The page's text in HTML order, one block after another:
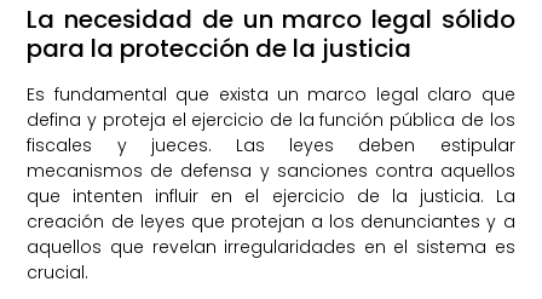
La necesidad de un marco legal sólido
para la protección de la justicia
Es fundamental que exista un marco legal claro que
defina y proteja el ejercicio de la función pública de los
fiscales y jueces. Las leyes deben estipular
mecanismos de defensa y sanciones contra aquellos
que intenten influir en el ejercicio de la justicia. La
creación de leyes que protejan a los denunciantes y a
aquellos que revelan irregularidades en el sistema es
crucial.